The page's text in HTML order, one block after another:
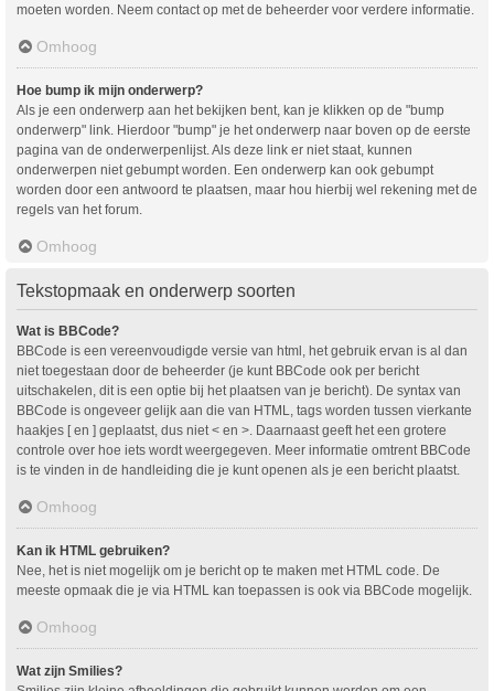
moeten worden. Neem contact op met de beheerder voor verdere informatie.
Omhoog
Hoe bump ik mijn onderwerp?
Als je een onderwerp aan het bekijken bent, kan je klikken op de "bump
onderwerp" link. Hierdoor "bump" je het onderwerp naar boven op de eerste
pagina van de onderwerpenlijst. Als deze link er niet staat, kunnen
onderwerpen niet gebumpt worden. Een onderwerp kan ook gebumpt
worden door een antwoord te plaatsen, maar hou hierbij wel rekening met de
regels van het forum.
Omhoog
Tekstopmaak en onderwerp soorten
Wat is BBCode?
BBCode is een vereenvoudigde versie van html, het gebruik ervan is al dan
niet toegestaan door de beheerder (je kunt BBCode ook per bericht
uitschakelen, dit is een optie bij het plaatsen van je bericht). De syntax van
BBCode is ongeveer gelijk aan die van HTML, tags worden tussen vierkante
haakjes [ en ] geplaatst, dus niet < en >. Daarnaast geeft het een grotere
controle over hoe iets wordt weergegeven. Meer informatie omtrent BBCode
is te vinden in de handleiding die je kunt openen als je een bericht plaatst.
Omhoog
Kan ik HTML gebruiken?
Nee, het is niet mogelijk om je bericht op te maken met HTML code. De
meeste opmaak die je via HTML kan toepassen is ook via BBCode mogelijk.
Omhoog
Wat zijn Smilies?